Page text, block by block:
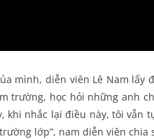
mình, diễn viên Lê Nam lấy
trường, học hỏi những anh
khi nhắc lại điều này, tôi vẫn
lớp”, nam diễn viên chia